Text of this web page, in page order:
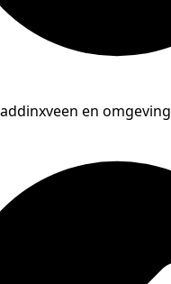
en omgeving